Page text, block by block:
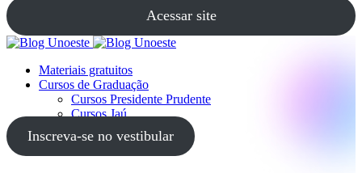
Acessar site
Materiais gratuitos
Cursos de Graduação
Cursos Presidente Prudente
Cursos Jaú
Cursos Guarujá
Inscreva-se no vestibular